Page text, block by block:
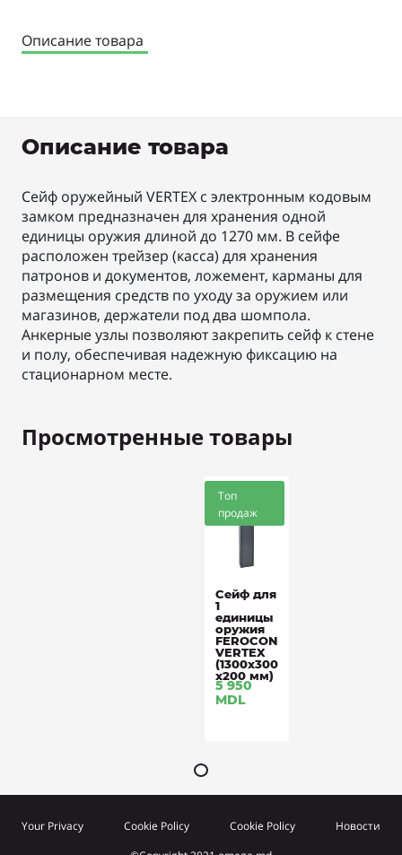
Описание товара
Описание товара
Сейф оружейный VERTEX с электронным кодовым
замком предназначен для хранения одной
единицы оружия длиной до 1270 мм. В сейфе
расположен трейзер (касса) для хранения
патронов и документов, ложемент, карманы для
размещения средств по уходу за оружием или
магазинов, держатели под два шомпола.
Анкерные узлы позволяют закрепить сейф к стене
и полу, обеспечивая надежную фиксацию на
стационарном месте.
Просмотренные товары
Топ
продаж
Сейф для
1
единицы
оружия
FEROCON
VERTEX
(1300x300
x200 мм)
5 950
MDL
Your Privacy Cookie Policy Cookie Policy Новости